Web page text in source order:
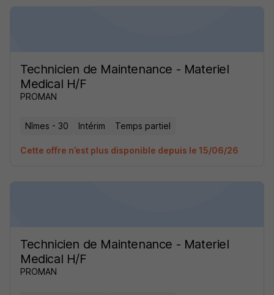
Technicien de Maintenance - Materiel
Medical H/F
PROMAN
Nîmes - 30 Intérim Temps partiel
Cette offre n’est plus disponible depuis le 15/06/26
Technicien de Maintenance - Materiel
Medical H/F
PROMAN